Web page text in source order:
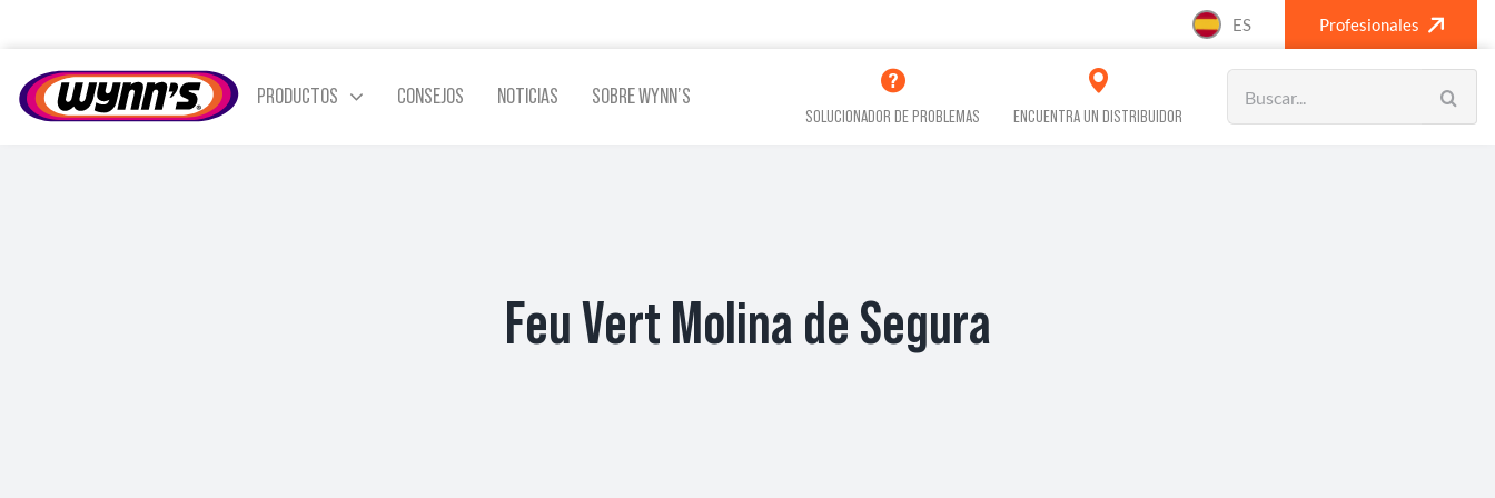
content
ES Profesionales
PRODUCTOS CONSEJOS NOTICIAS SOBRE WYNN’S
SOLUCIONADOR DE PROBLEMAS ENCUENTRA UN DISTRIBUIDOR
Feu Vert Molina de Segura